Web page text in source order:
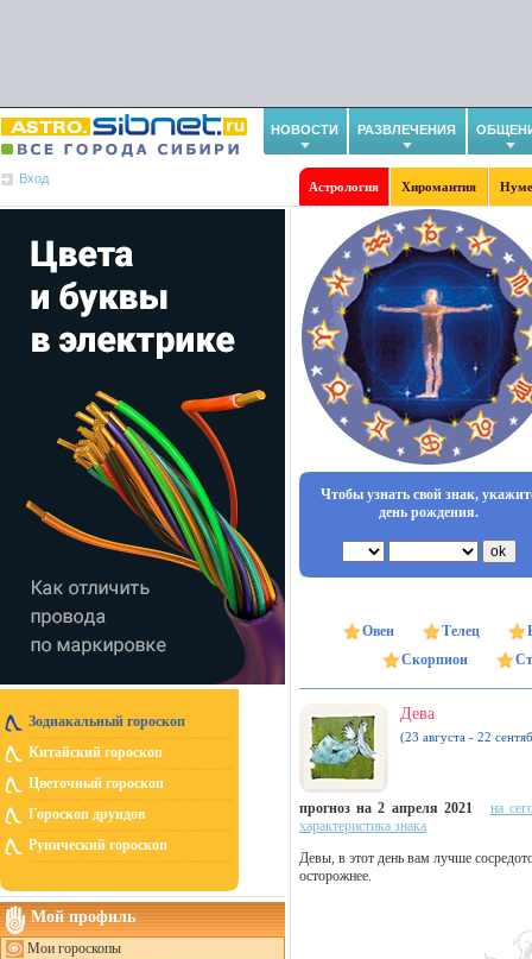
НОВОСТИ РАЗВЛЕЧЕНИЯ
Вход
Астрология Хиромантия
Зодиакальный гороскоп
Китайский гороскоп
Цветочный гороскоп
Гороскоп друидов
Рунический гороскоп
Мой профиль
Мои гороскопы
Чтобы узнать свой знак,
день рождения.
Овен Телец
Скорпион
Дева
(23 августа - 22
прогноз на 2 апреля 2021
на
характеристика знака
Девы, в этот день вам лучше
осторожнее.